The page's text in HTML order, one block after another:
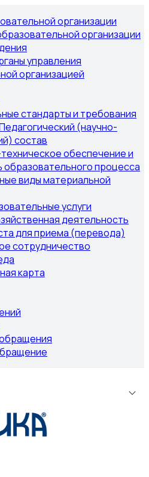
организации
организации
управления
организацией
стандарты и требования
(научно-
состав
обеспечение и
процесса
виды материальной
услуги
деятельность
для приема (перевода)
сотрудничество
карта